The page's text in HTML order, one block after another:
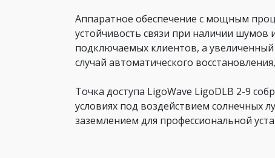
Аппаратное обеспечение с мощным
устойчивость связи при наличии шумов
подключаемых клиентов, а
случай автоматического
Точка доступа LigoWave LigoDLB 2-9
условиях под воздействием солнечных
заземлением для профессиональной